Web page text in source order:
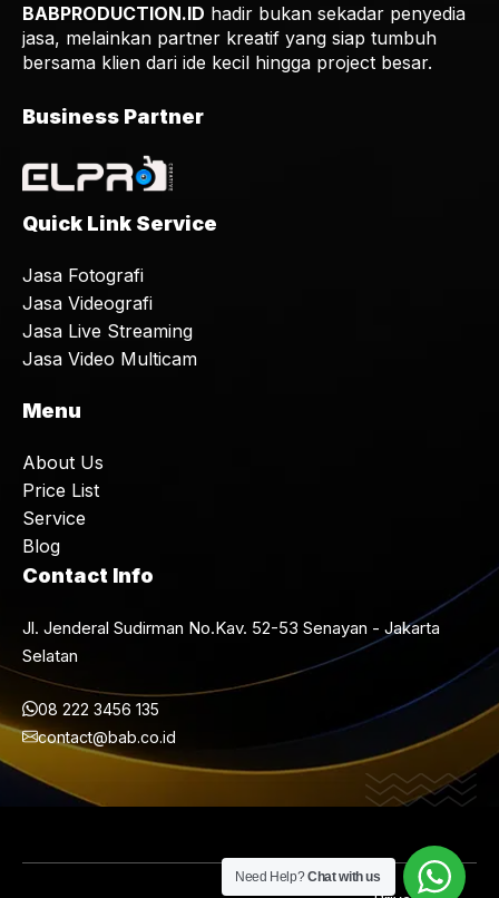
BABPRODUCTION.ID hadir bukan sekadar penyedia
jasa, melainkan partner kreatif yang siap tumbuh
bersama klien dari ide kecil hingga project besar.
Business Partner
Quick Link Service
Jasa Fotografi
Jasa Videografi
Jasa Live Streaming
Jasa Video Multicam
Menu
About Us
Price List
Service
Blog
Contact Info
Jl. Jenderal Sudirman No.Kav. 52-53 Senayan - Jakarta
Selatan
08 222 3456 135
contact@bab.co.id
Need Help?Chat with us